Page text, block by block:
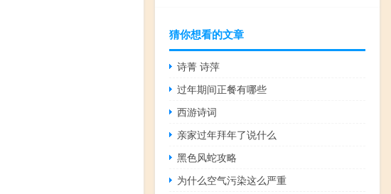
猜你想看的文章
诗菁 诗萍
过年期间正餐有哪些
西游诗词
亲家过年拜年了说什么
黑色风蛇攻略
为什么空气污染这么严重